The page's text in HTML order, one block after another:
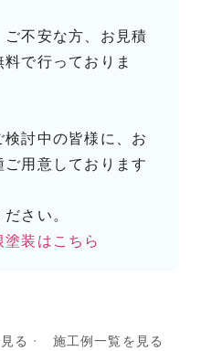
不安な方、お見積
で行っておりま
討中の皆様に、お
用意しております
さい。
装はこちら
る
施工例一覧を見る